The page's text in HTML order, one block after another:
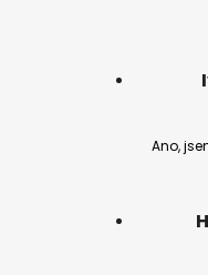
Ano,